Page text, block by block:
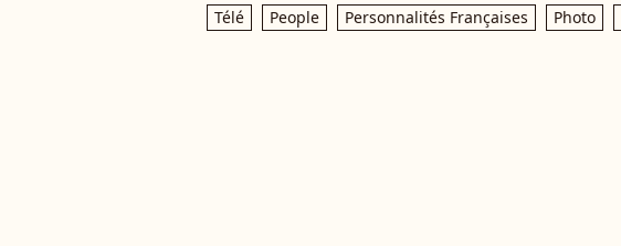
Télé People Personnalités Françaises Photo